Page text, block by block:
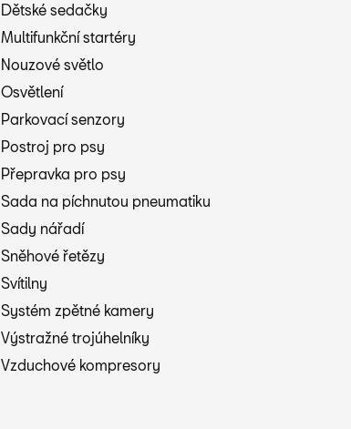
Dětské sedačky
Multifunkční startéry
Nouzové světlo
Osvětlení
Parkovací senzory
Postroj pro psy
Přepravka pro psy
Sada na píchnutou pneumatiku
Sady nářadí
Sněhové řetězy
Svítilny
Systém zpětné kamery
Výstražné trojúhelníky
Vzduchové kompresory